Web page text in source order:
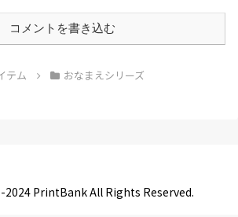
コメントを書き込む
テム おなまえシリーズ
2024 PrintBank All Rights Reserved.